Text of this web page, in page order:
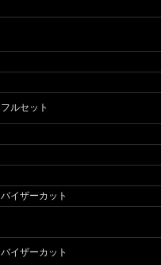
フルセット
バイザーカット
バイザーカット